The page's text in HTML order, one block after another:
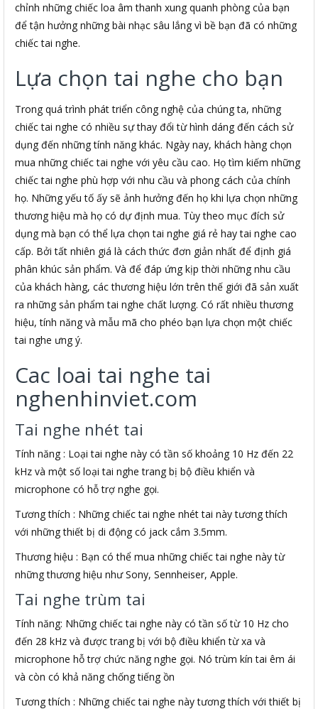
chỉnh những chiếc loa âm thanh xung quanh phòng của bạn
để tận hưởng những bài nhạc sâu lắng vì bề bạn đã có những
chiếc tai nghe.
Lựa chọn tai nghe cho bạn
Trong quá trình phát triển công nghệ của chúng ta, những
chiếc tai nghe có nhiều sự thay đổi từ hình dáng đến cách sử
dụng đến những tính năng khác. Ngày nay, khách hàng chọn
mua những chiếc tai nghe với yêu cầu cao. Họ tìm kiếm những
chiếc tai nghe phù hợp với nhu cầu và phong cách của chính
họ. Những yếu tố ấy sẽ ảnh hưởng đến họ khi lựa chọn những
thương hiệu mà họ có dự định mua. Tùy theo mục đích sử
dụng mà bạn có thể lựa chọn tai nghe giá rẻ hay tai nghe cao
cấp. Bởi tất nhiên giá là cách thức đơn giản nhất để định giá
phân khúc sản phẩm. Và để đáp ứng kịp thời những nhu cầu
của khách hàng, các thương hiệu lớn trên thế giới đã sản xuất
ra những sản phẩm tai nghe chất lượng. Có rất nhiều thương
hiệu, tính năng và mẫu mã cho phéo bạn lựa chọn một chiếc
tai nghe ưng ý.
Cac loai tai nghe tai
nghenhinviet.com
Tai nghe nhét tai
Tính năng : Loại tai nghe này có tần số khoảng 10 Hz đến 22
kHz và một số loại tai nghe trang bị bộ điều khiển và
microphone có hỗ trợ nghe gọi.
Tương thích : Những chiếc tai nghe nhét tai này tương thích
với những thiết bị di động có jack cắm 3.5mm.
Thương hiệu : Bạn có thể mua những chiếc tai nghe này từ
những thương hiệu như Sony, Sennheiser, Apple.
Tai nghe trùm tai
Tính năng: Những chiếc tai nghe này có tần số từ 10 Hz cho
đến 28 kHz và được trang bị với bộ điều khiển từ xa và
microphone hỗ trợ chức năng nghe gọi. Nó trùm kín tai êm ái
và còn có khả năng chống tiếng ồn
Tương thích : Những chiếc tai nghe này tương thích với thiết bị